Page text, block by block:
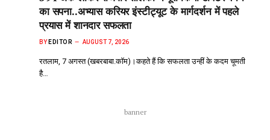
का सपना..अभ्यास करियर इंस्टीट्यूट के मार्गदर्शन में पहले
प्रयास में शानदार सफलता
BY EDITOR AUGUST 7, 2026
रतलाम, 7 अगस्त (खबरबाबा.कॉम)।कहते हैं कि सफलता उन्हीं के कदम चूमती
है…
banner